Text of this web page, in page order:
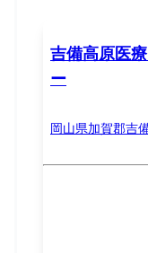
吉備高原医
ー
岡山県加賀郡吉